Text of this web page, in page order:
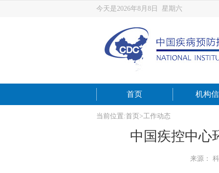
今天是2026年8月8日 星期六
首页 机构
当前位置:首页 >工作动态
中国疾控中心
来源：